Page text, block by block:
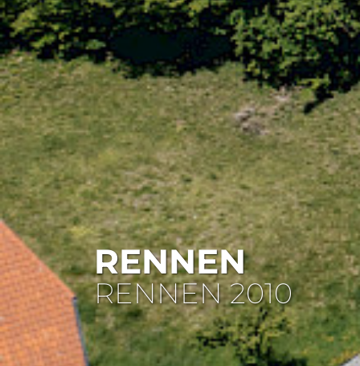
RENNEN
RENNEN 2010